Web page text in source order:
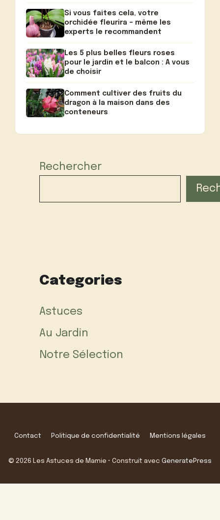
Si vous faites cela, votre
orchidée fleurira – même les
experts le recommandent
Les 5 plus belles fleurs roses
pour le jardin et le balcon : A vous
de choisir
Comment cultiver des fruits du
dragon à la maison dans des
conteneurs
Rechercher
Categories
Astuces
Au Jardin
Notre Sélection
Contact Politique de confidentialité Mentions légales
© 2026 Les Astuces de Mamie • Construit avec GeneratePress